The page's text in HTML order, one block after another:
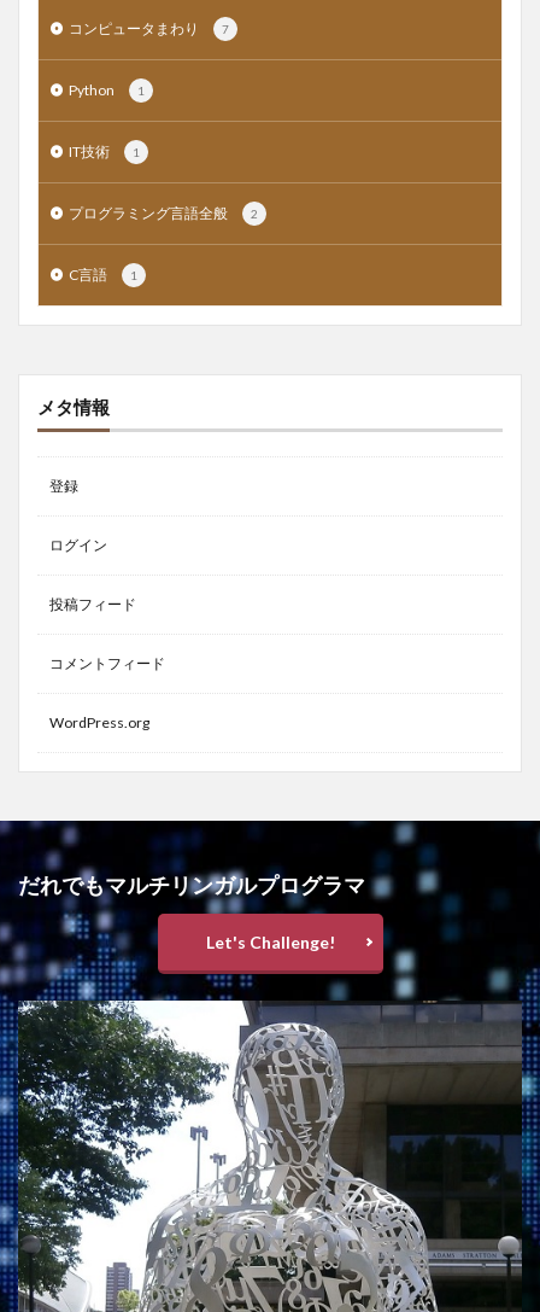
コンピュータまわり 7
Python 1
IT技術 1
プログラミング言語全般 2
C言語 1
メタ情報
登録
ログイン
投稿フィード
コメントフィード
WordPress.org
だれでもマルチリンガルプログラマ
Let's Challenge!